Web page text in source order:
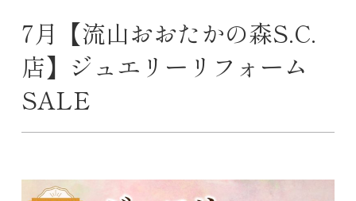
7月【流山おおたかの森S.C.
店】ジュエリーリフォーム
SALE